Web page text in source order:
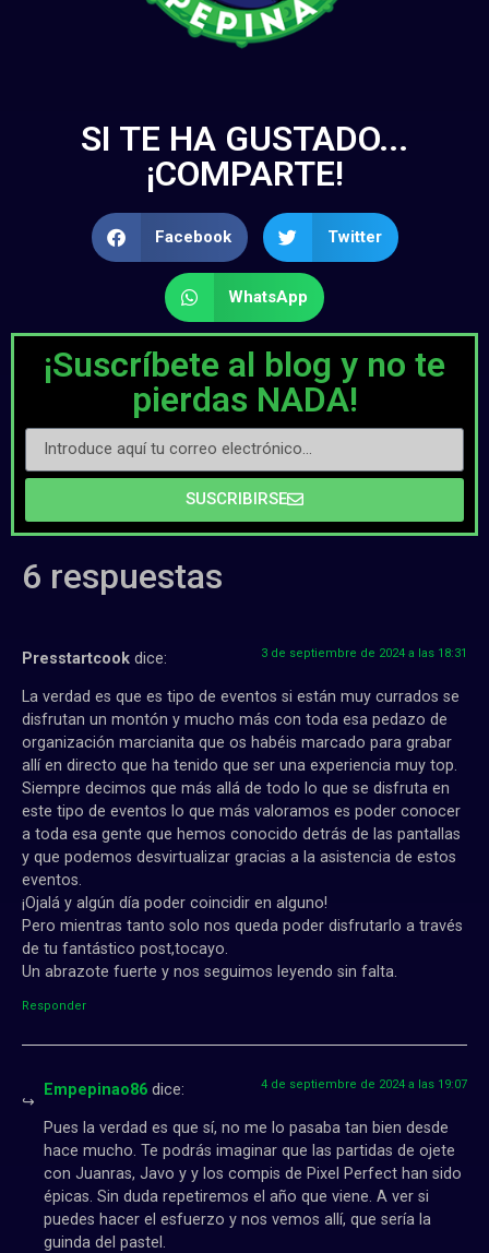
SI TE HA GUSTADO...
¡COMPARTE!
Facebook Twitter
WhatsApp
¡Suscríbete al blog y no te
pierdas NADA!
SUSCRIBIRSE
6 respuestas
Presstartcook dice: 3 de septiembre de 2024 a las 18:31
La verdad es que es tipo de eventos si están muy currados se
disfrutan un montón y mucho más con toda esa pedazo de
organización marcianita que os habéis marcado para grabar
allí en directo que ha tenido que ser una experiencia muy top.
Siempre decimos que más allá de todo lo que se disfruta en
este tipo de eventos lo que más valoramos es poder conocer
a toda esa gente que hemos conocido detrás de las pantallas
y que podemos desvirtualizar gracias a la asistencia de estos
eventos.
¡Ojalá y algún día poder coincidir en alguno!
Pero mientras tanto solo nos queda poder disfrutarlo a través
de tu fantástico post,tocayo.
Un abrazote fuerte y nos seguimos leyendo sin falta.
Responder
Empepinao86 dice: 4 de septiembre de 2024 a las 19:07
Pues la verdad es que sí, no me lo pasaba tan bien desde
hace mucho. Te podrás imaginar que las partidas de ojete
con Juanras, Javo y y los compis de Pixel Perfect han sido
épicas. Sin duda repetiremos el año que viene. A ver si
puedes hacer el esfuerzo y nos vemos allí, que sería la
guinda del pastel.